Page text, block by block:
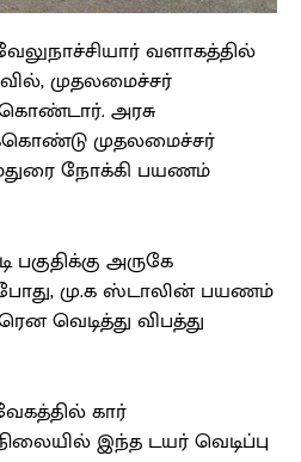
வளாகத்தில்
முதலமைச்சர்
அரசு
முதலமைச்சர்
நோக்கி பயணம்
அருகே
மு.க ஸ்டாலின் பயணம்
வெடித்து விபத்து
கார்
இந்த டயர் வெடிப்பு